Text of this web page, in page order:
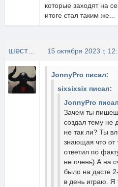
которые заходят на
итоге стал таким же...
15 октября 2023 г,
JonnyPro писал:
sixsixsix писал:
JonnyPro
Зачем ты
создал тему не
не так ли? Ты
знающая что от
ответил по
не очень) А на
было на дасте
в день играю. Я